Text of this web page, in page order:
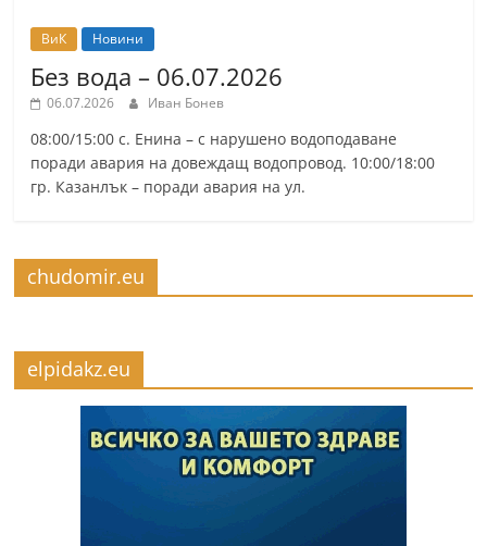
ВиК Новини
Без вода – 06.07.2026
06.07.2026 Иван Бонев
08:00/15:00 с. Енина – с нарушено водоподаване
поради авария на довеждащ водопровод. 10:00/18:00
гр. Казанлък – поради авария на ул.
chudomir.eu
elpidakz.eu